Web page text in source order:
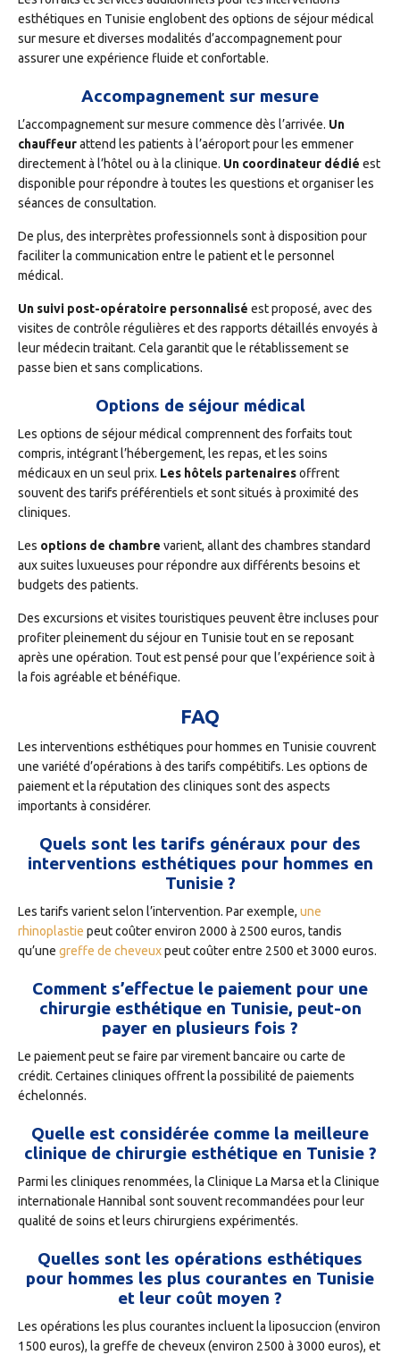
esthétiques en Tunisie englobent des options de séjour médical
sur mesure et diverses modalités d’accompagnement pour
assurer une expérience fluide et confortable.
Accompagnement sur mesure
L’accompagnement sur mesure commence dès l’arrivée. Un
chauffeurattend les patients à l’aéroport pour les emmener
directement à l’hôtel ou à la clinique. Un coordinateur dédié est
disponible pour répondre à toutes les questions et organiser les
séances de consultation.
De plus, des interprètes professionnels sont à disposition pour
faciliter la communication entre le patient et le personnel
médical.
Un suivi post-opératoire personnalisé est proposé, avec des
visites de contrôle régulières et des rapports détaillés envoyés à
leur médecin traitant. Cela garantit que le rétablissement se
passe bien et sans complications.
Options de séjour médical
Les options de séjour médical comprennent des forfaits tout
compris, intégrant l’hébergement, les repas, et les soins
médicaux en un seul prix. Les hôtels partenairesoffrent
souvent des tarifs préférentiels et sont situés à proximité des
cliniques.
Les options de chambre varient, allant des chambres standard
aux suites luxueuses pour répondre aux différents besoins et
budgets des patients.
Des excursions et visites touristiques peuvent être incluses pour
profiter pleinement du séjour en Tunisie tout en se reposant
après une opération. Tout est pensé pour que l’expérience soit à
la fois agréable et bénéfique.
FAQ
Les interventions esthétiques pour hommes en Tunisie couvrent
une variété d’opérations à des tarifs compétitifs. Les options de
paiement et la réputation des cliniques sont des aspects
importants à considérer.
Quels sont les tarifs généraux pour des
interventions esthétiques pour hommes en
Tunisie ?
Les tarifs varient selon l’intervention. Par exemple, une
rhinoplastie peut coûter environ 2000 à 2500 euros, tandis
qu’une greffe de cheveuxpeut coûter entre 2500 et 3000 euros.
Comment s’effectue le paiement pour une
chirurgie esthétique en Tunisie, peut-on
payer en plusieurs fois ?
Le paiement peut se faire par virement bancaire ou carte de
crédit. Certaines cliniques offrent la possibilité de paiements
échelonnés.
Quelle est considérée comme la meilleure
clinique de chirurgie esthétique en Tunisie ?
Parmi les cliniques renommées, la Clinique La Marsa et la Clinique
internationale Hannibal sont souvent recommandées pour leur
qualité de soins et leurs chirurgiens expérimentés.
Quelles sont les opérations esthétiques
pour hommes les plus courantes en Tunisie
et leur coût moyen ?
Les opérations les plus courantes incluent la liposuccion (environ
1500 euros), la greffe de cheveux (environ 2500 à 3000 euros), et